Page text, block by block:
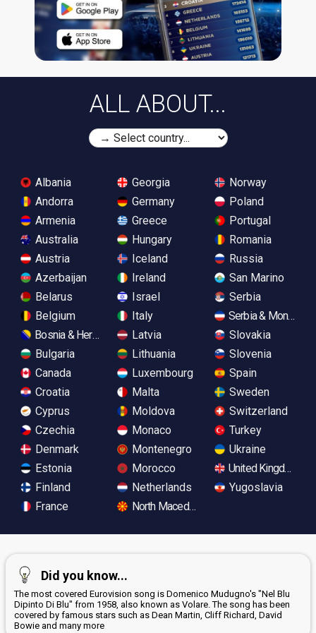
ALL ABOUT...
Albania
Andorra
Armenia
Australia
Austria
Azerbaijan
Belarus
Belgium
Bosnia & Herzegovina
Bulgaria
Canada
Croatia
Cyprus
Czechia
Denmark
Estonia
Finland
France
Georgia
Germany
Greece
Hungary
Iceland
Ireland
Israel
Italy
Latvia
Lithuania
Luxembourg
Malta
Moldova
Monaco
Montenegro
Morocco
Netherlands
North Macedonia
Norway
Poland
Portugal
Romania
Russia
San Marino
Serbia
Serbia &
Slovakia
Slovenia
Spain
Sweden
Switzerland
Turkey
Ukraine
United Kingdom
Yugoslavia
Did you know...
The most covered Eurovision song is Domenico Mudugno's "Nel Blu
Dipinto Di Blu" from 1958, also known as Volare. The song has been
covered by famous stars such as Dean Martin, Cliff Richard, David
Bowie and many more